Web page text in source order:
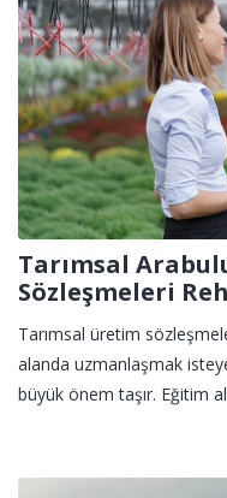
Tarımsal
Sözleşmeleri
Tarımsal üretim
alanda uzmanlaşmak
büyük önem taşır. Eğitim
kariyerinizde fark
Üniversitesi Sürekli Eğitim